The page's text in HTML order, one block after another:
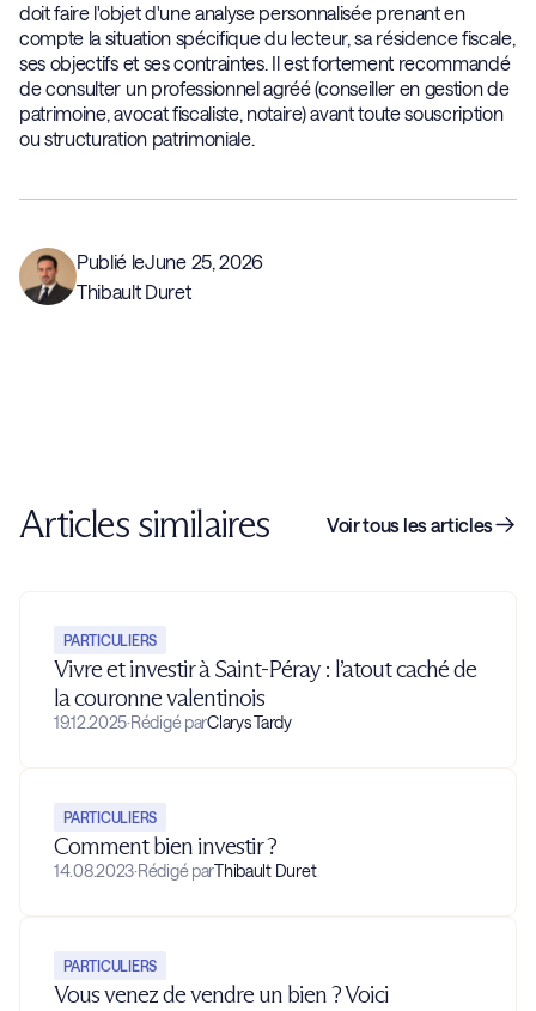
doit faire l'objet d'une analyse personnalisée prenant en
compte la situation spécifique du lecteur, sa résidence fiscale,
ses objectifs et ses contraintes. Il est fortement recommandé
de consulter un professionnel agréé (conseiller en gestion de
patrimoine, avocat fiscaliste, notaire) avant toute souscription
ou structuration patrimoniale.
Publié leJune 25, 2026
Thibault Duret
Articles similaires Voir tous les articles
PARTICULIERS
Vivre et investir à Saint-Péray : l’atout caché de
la couronne valentinois
19.12.2025·Rédigé parClarys Tardy
PARTICULIERS
Comment bien investir ?
14.08.2023·Rédigé parThibault Duret
PARTICULIERS
Vous venez de vendre un bien ? Voici